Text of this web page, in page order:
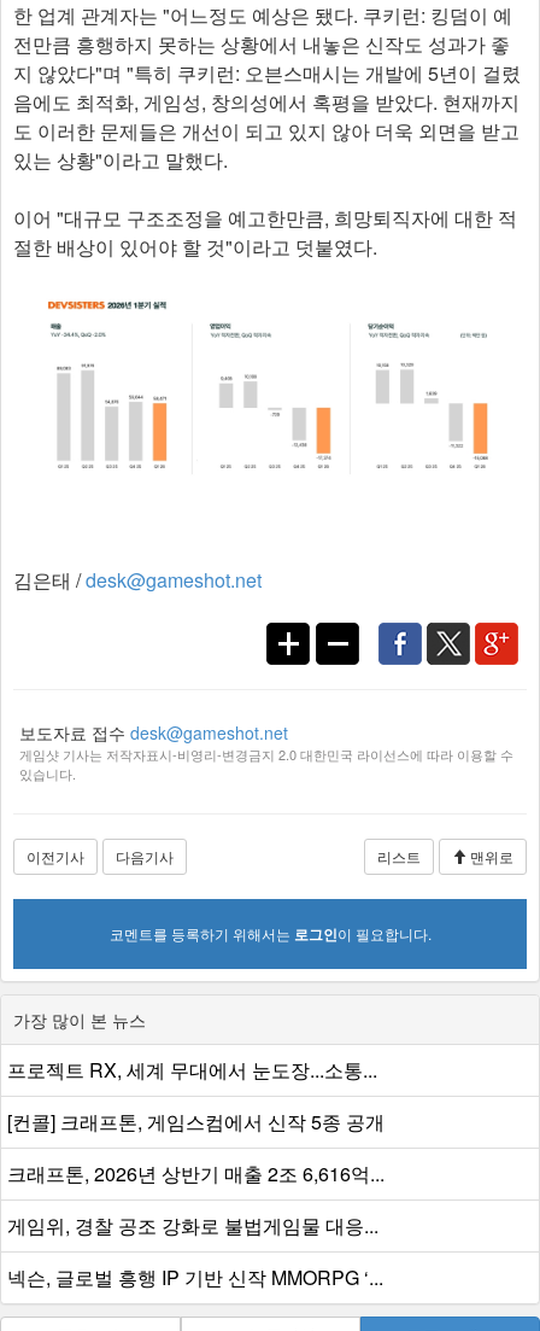
한 업계 관계자는 "어느정도 예상은 됐다. 쿠키런: 킹덤이 예
전만큼 흥행하지 못하는 상황에서 내놓은 신작도 성과가 좋
지 않았다"며 "특히 쿠키런: 오븐스매시는 개발에 5년이 걸렸
음에도 최적화, 게임성, 창의성에서 혹평을 받았다. 현재까지
도 이러한 문제들은 개선이 되고 있지 않아 더욱 외면을 받고
있는 상황"이라고 말했다.
이어 "대규모 구조조정을 예고한만큼, 희망퇴직자에 대한 적
절한 배상이 있어야 할 것"이라고 덧붙였다.​
김은태 /desk@gameshot.net
보도자료 접수 desk@gameshot.net
게임샷 기사는 저작자표시-비영리-변경금지 2.0 대한민국 라이선스에 따라 이용할 수
있습니다.
이전기사 다음기사 리스트 맨위로
코멘트를 등록하기 위해서는 로그인이 필요합니다.
가장 많이 본 뉴스
프로젝트 RX, 세계 무대에서 눈도장...소통...
[컨콜] 크래프톤, 게임스컴에서 신작 5종 공개
크래프톤, 2026년 상반기 매출 2조 6,616억...
게임위, 경찰 공조 강화로 불법게임물 대응...
넥슨, 글로벌 흥행 IP 기반 신작 MMORPG ‘...